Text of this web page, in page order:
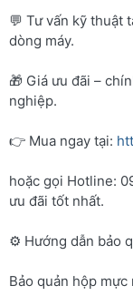
💬 Tư vấn kỹ thuật
dòng máy.
🎁 Giá ưu đãi –
nghiệp.
👉 Mua ngay tại:
hoặc gọi Hotline:
ưu đãi tốt nhất.
⚙️ Hướng dẫn bảo
Bảo quản hộp